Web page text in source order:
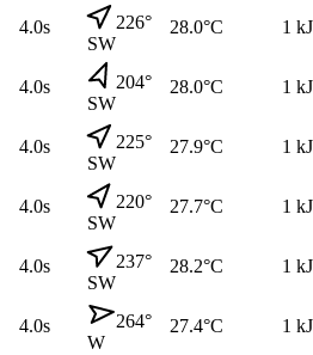
4.0s 226°
SW
28.0°C 1 kJ
4.0s 204°
SW
28.0°C 1 kJ
4.0s 225°
SW
27.9°C 1 kJ
4.0s 220°
SW
27.7°C 1 kJ
4.0s 237°
SW
28.2°C 1 kJ
4.0s 264°
W
27.4°C 1 kJ